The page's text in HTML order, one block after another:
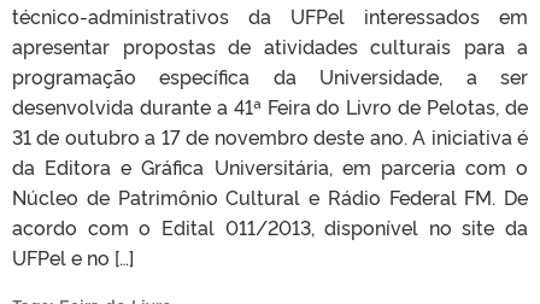
técnico-administrativos da UFPel interessados em
apresentar propostas de atividades culturais para a
programação específica da Universidade, a ser
desenvolvida durante a 41ª Feira do Livro de Pelotas, de
31 de outubro a 17 de novembro deste ano. A iniciativa é
da Editora e Gráfica Universitária, em parceria com o
Núcleo de Patrimônio Cultural e Rádio Federal FM. De
acordo com o Edital 011/2013, disponível no site da
UFPel e no […]